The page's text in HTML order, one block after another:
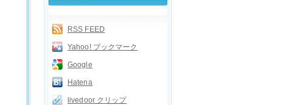
RSS FEED
Yahoo! ブックマーク
Google
Hatena
livedoor クリップ